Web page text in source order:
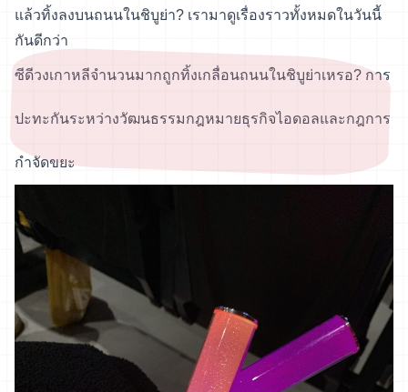
แล้วทิ้งลงบนถนนในชิบูย่า? เรามาดูเรื่องราวทั้งหมดในวันนี้
กันดีกว่า
ซีดีวงเกาหลีจำนวนมากถูกทิ้งเกลื่อนถนนในชิบูย่าเหรอ? การ
ปะทะกันระหว่างวัฒนธรรมกฎหมายธุรกิจไอดอลและกฎการ
กำจัดขยะ